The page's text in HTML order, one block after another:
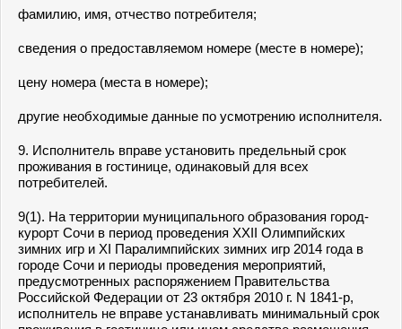
фамилию, имя, отчество потребителя;
сведения о предоставляемом номере (месте в номере);
цену номера (места в номере);
другие необходимые данные по усмотрению исполнителя.
9. Исполнитель вправе установить предельный срок
проживания в гостинице, одинаковый для всех
потребителей.
9(1). На территории муниципального образования город-
курорт Сочи в период проведения XXII Олимпийских
зимних игр и XI Паралимпийских зимних игр 2014 года в
городе Сочи и периоды проведения мероприятий,
предусмотренных распоряжением Правительства
Российской Федерации от 23 октября 2010 г. N 1841-р,
исполнитель не вправе устанавливать минимальный срок